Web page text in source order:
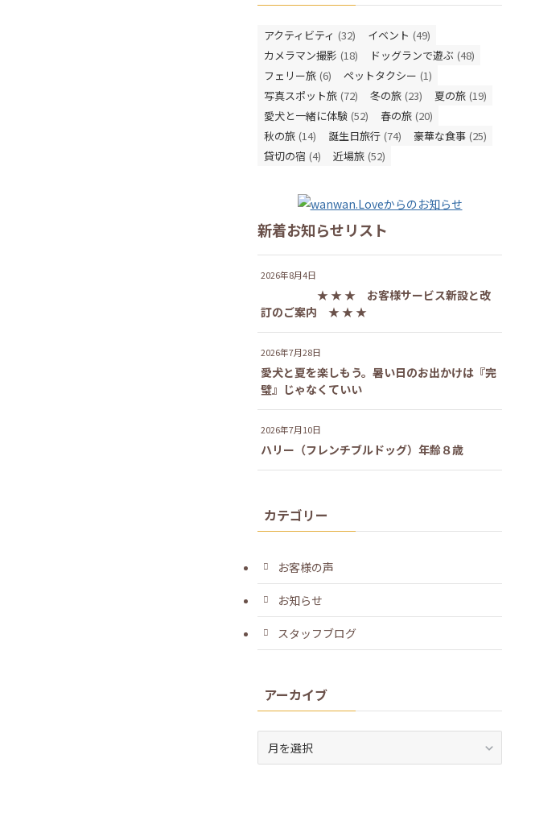
アクティビティ (32) イベント (49)
カメラマン撮影 (18) ドッグランで遊ぶ (48)
フェリー旅 (6) ペットタクシー (1)
写真スポット旅 (72) 冬の旅 (23) 夏の旅 (19)
愛犬と一緒に体験 (52) 春の旅 (20)
秋の旅 (14) 誕生日旅行 (74) 豪華な食事 (25)
貸切の宿 (4) 近場旅 (52)
新着お知らせリスト
2026年8月4日
★ ★ ★ お客様サービス新設と改
訂のご案内 ★ ★ ★
2026年7月28日
愛犬と夏を楽しもう。暑い日のお出かけは『完
璧』じゃなくていい
2026年7月10日
ハリー（フレンチブルドッグ）年齢８歳
カテゴリー
お客様の声
お知らせ
スタッフブログ
アーカイブ